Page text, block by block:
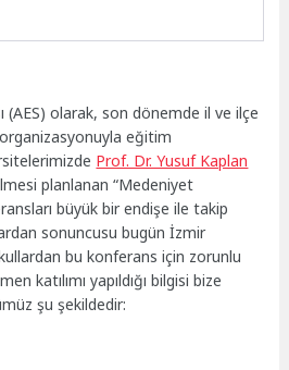
(AES) olarak, son dönemde il ve ilçe
eğitim
Prof. Dr. Yusuf Kaplan
planlanan “Medeniyet
büyük bir endişe ile takip
sonuncusu bugün İzmir
bu konferans için zorunlu
katılımı yapıldığı bilgisi bize
şu şekildedir: